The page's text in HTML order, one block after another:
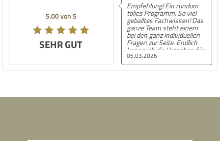
5.00 von 5
SEHR GUT
05.03.2026
Empfehlung! Ein rundum
tolles Programm. So viel
geballtes Fachwissen! Das
ganze Team steht einem
bei den ganz individuellen
Fragen zur Seite. Endlich
kenne ich die Ursachen für
meine Symptome und habe
hier gelernt wie ich mir
auch nach dem Programm